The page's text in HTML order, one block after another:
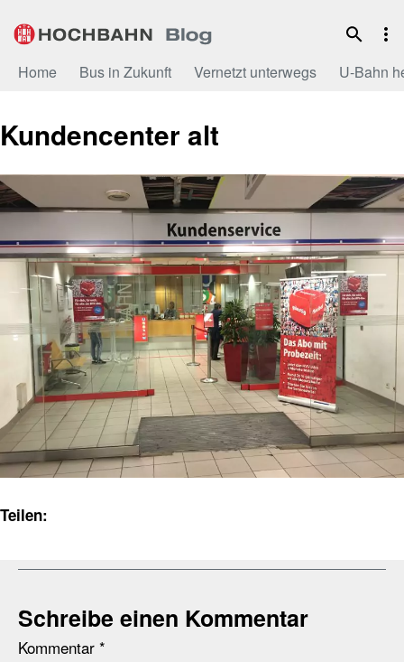
Inhalt
Home Bus in Zukunft Vernetzt unterwegs U-Bahn
Kundencenter alt
Teilen:
Schreibe einen Kommentar
Kommentar *